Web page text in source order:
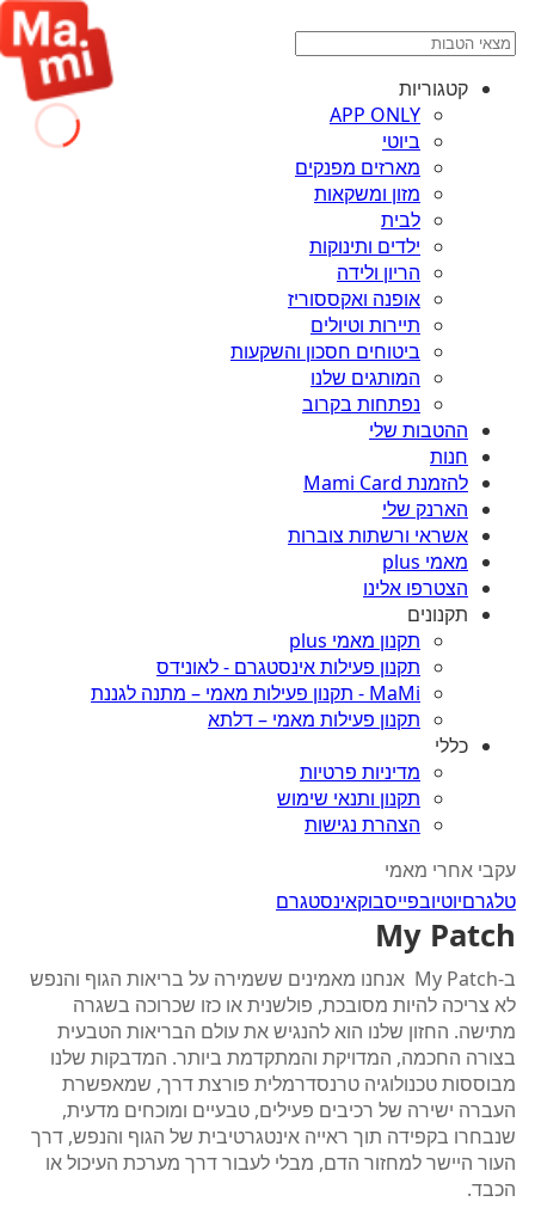
קטגוריות
APP ONLY
ביוטי
מארזים מפנקים
מזון ומשקאות
לבית
ילדים ותינוקות
הריון ולידה
אופנה ואקססוריז
תיירות וטיולים
ביטוחים חסכון והשקעות
המותגים שלנו
נפתחות בקרוב
ההטבות שלי
חנות
להזמנת Mami Card
הארנק שלי
אשראי ורשתות צוברות
מאמי plus
הצטרפו אלינו
תקנונים
תקנון מאמי plus
תקנון פעילות אינסטגרם - לאונידס
MaMi - תקנון פעילות מאמי – מתנה לגננת
תקנון פעילות מאמי – דלתא
כללי
מדיניות פרטיות
תקנון ותנאי שימוש
הצהרת נגישות
עקבי אחרי מאמי
טלגרםיוטיובפייסבוקאינסטגרם
My Patch
ב-My Patch אנחנו מאמינים ששמירה על בריאות הגוף והנפש
לא צריכה להיות מסובכת, פולשנית או כזו שכרוכה בשגרה
מתישה. החזון שלנו הוא להנגיש את עולם הבריאות הטבעית
בצורה החכמה, המדויקת והמתקדמת ביותר. המדבקות שלנו
מבוססות טכנולוגיה טרנסדרמלית פורצת דרך, שמאפשרת
העברה ישירה של רכיבים פעילים, טבעיים ומוכחים מדעית,
שנבחרו בקפידה תוך ראייה אינטגרטיבית של הגוף והנפש, דרך
העור היישר למחזור הדם, מבלי לעבור דרך מערכת העיכול או
הכבד.